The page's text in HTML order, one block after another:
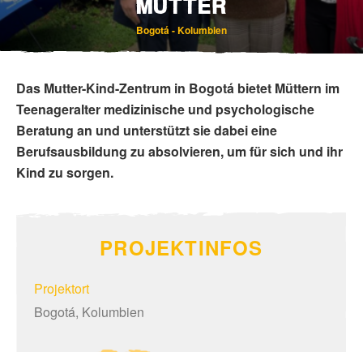
MÜTTER
Bogotá - Kolumbien
Das Mutter-Kind-Zentrum in Bogotá bietet Müttern im
Teenageralter medizinische und psychologische
Beratung an und unterstützt sie dabei eine
Berufsausbildung zu absolvieren, um für sich und ihr
Kind zu sorgen.
PROJEKTINFOS
Projektort
Bogotá, Kolumbien